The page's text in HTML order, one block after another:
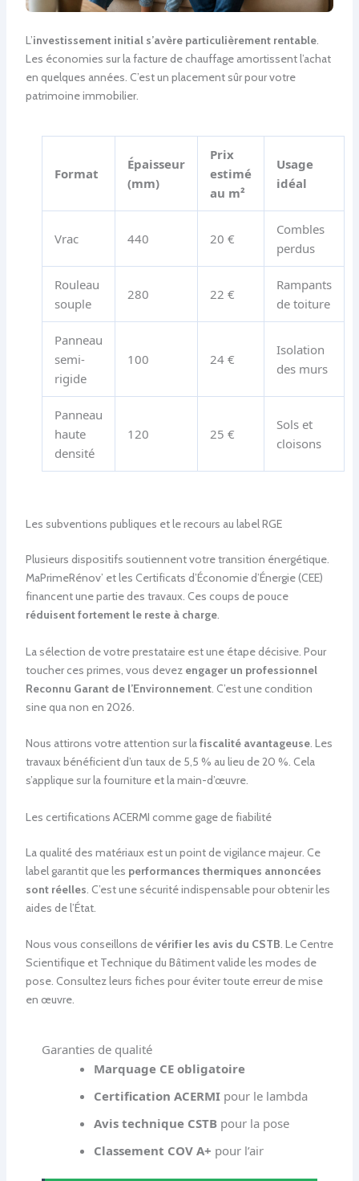
L’investissement initial s’avère particulièrement rentable.
Les économies sur la facture de chauffage amortissent l’achat
en quelques années. C’est un placement sûr pour votre
patrimoine immobilier.
Format
Épaisseur
(mm)
Prix
estimé
au m²
Usage
idéal
Vrac 440 20 €
Combles
perdus
Rouleau
souple
280 22 €
Rampants
de toiture
Panneau
semi-
rigide
100 24 €
Isolation
des murs
Panneau
haute
densité
120 25 €
Sols et
cloisons
Les subventions publiques et le recours au label RGE
Plusieurs dispositifs soutiennent votre transition énergétique.
MaPrimeRénov’ et les Certificats d’Économie d’Énergie (CEE)
financent une partie des travaux. Ces coups de pouce
réduisent fortement le reste à charge.
La sélection de votre prestataire est une étape décisive. Pour
toucher ces primes, vous devez engager un professionnel
Reconnu Garant de l’Environnement. C’est une condition
sine qua non en 2026.
Nous attirons votre attention sur lafiscalité avantageuse. Les
travaux bénéficient d’un taux de 5,5 % au lieu de 20 %. Cela
s’applique sur la fourniture et la main-d’œuvre.
Les certifications ACERMI comme gage de fiabilité
La qualité des matériaux est un point de vigilance majeur. Ce
label garantit que les performances thermiques annoncées
sont réelles. C’est une sécurité indispensable pour obtenir les
aides de l’État.
Nous vous conseillons devérifier les avis du CSTB. Le Centre
Scientifique et Technique du Bâtiment valide les modes de
pose. Consultez leurs fiches pour éviter toute erreur de mise
en œuvre.
Garanties de qualité
Marquage CE obligatoire
Certification ACERMIpour le lambda
Avis technique CSTBpour la pose
Classement COV A+ pour l’air